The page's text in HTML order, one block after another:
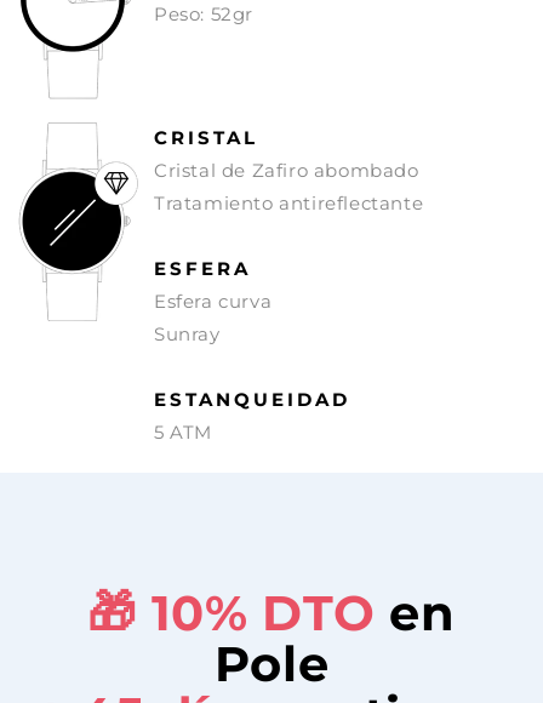
Peso: 52gr
CRISTAL
Cristal de Zafiro abombado
Tratamiento antireflectante
ESFERA
Esfera curva
Sunray
ESTANQUEIDAD
5 ATM
🎁 10% DTO en
Pole